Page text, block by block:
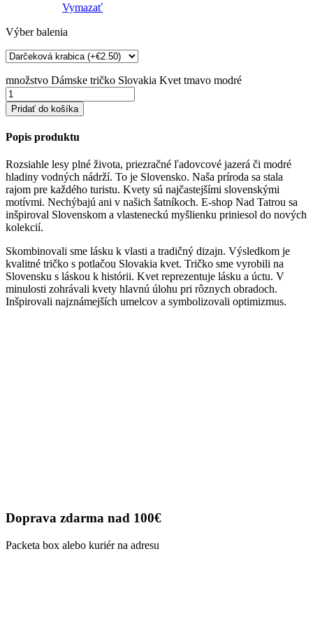
Vymazať
Výber balenia
množstvo Dámske tričko Slovakia Kvet tmavo modré
Pridať do košíka
Popis produktu
Rozsiahle lesy plné života, priezračné ľadovcové jazerá či modré
hladiny vodných nádrží. To je Slovensko. Naša príroda sa stala
rajom pre každého turistu. Kvety sú najčastejšími slovenskými
motívmi. Nechýbajú ani v našich šatníkoch. E-shop Nad Tatrou sa
inšpiroval Slovenskom a vlasteneckú myšlienku priniesol do nových
kolekcií.
Skombinovali sme lásku k vlasti a tradičný dizajn. Výsledkom je
kvalitné tričko s potlačou Slovakia kvet. Tričko sme vyrobili na
Slovensku s láskou k histórii. Kvet reprezentuje lásku a úctu. V
minulosti zohrávali kvety hlavnú úlohu pri rôznych obradoch.
Inšpirovali najznámejších umelcov a symbolizovali optimizmus.
Doprava zdarma nad 100€
Packeta box alebo kuriér na adresu